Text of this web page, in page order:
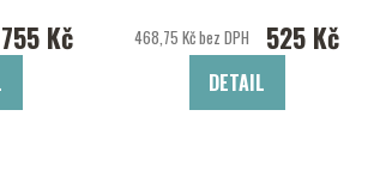
755 Kč 468,75 Kč bez DPH 525 Kč
DETAIL